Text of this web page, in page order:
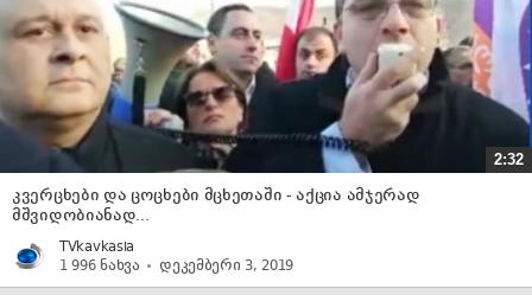
2:32
კვერცხები და ცოცხები მცხეთაში - აქცია ამჯერად
მშვიდობიანად...
TVkavkasia
1 996 ნახვა
დეკემბერი 3, 2019